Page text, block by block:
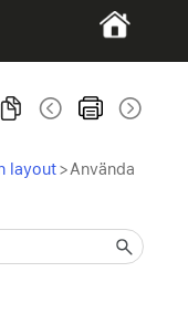
layout >Använda